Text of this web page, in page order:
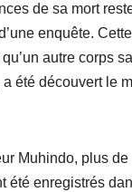
de sa mort
enquête.
autre corps
a été découvert le
Muhindo, plus
été enregistrés